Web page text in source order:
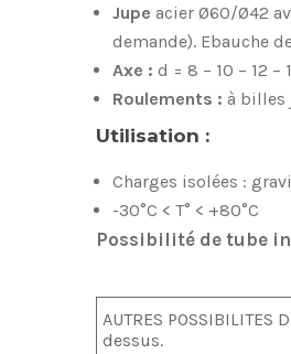
Jupe acier Ø60/Ø42
demande). Ebauche
Axe : d = 8 – 10 – 12 –
Roulements : à billes
Utilisation :
Charges isolées :
-30°C < T° < +80°C
Possibilité de tube
AUTRES
dessus.